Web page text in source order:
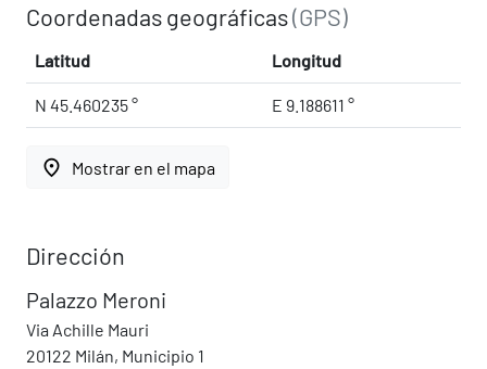
Coordenadas geográficas(GPS)
Latitud Longitud
N 45.460235 ° E 9.188611 °
place Mostrar en el mapa
Dirección
Palazzo Meroni
Via Achille Mauri
20122 Milán, Municipio 1